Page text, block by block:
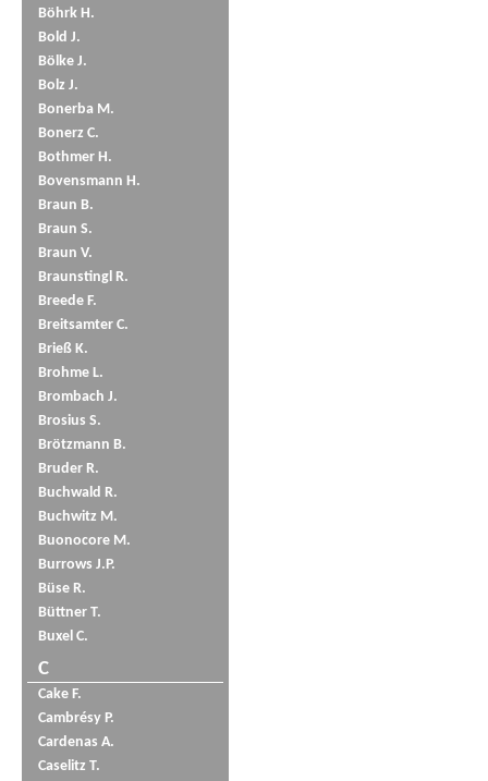
Böhrk H.
Bold J.
Bölke J.
Bolz J.
Bonerba M.
Bonerz C.
Bothmer H.
Bovensmann H.
Braun B.
Braun S.
Braun V.
Braunstingl R.
Breede F.
Breitsamter C.
Brieß K.
Brohme L.
Brombach J.
Brosius S.
Brötzmann B.
Bruder R.
Buchwald R.
Buchwitz M.
Buonocore M.
Burrows J.P.
Büse R.
Büttner T.
Buxel C.
C
Cake F.
Cambrésy P.
Cardenas A.
Caselitz T.